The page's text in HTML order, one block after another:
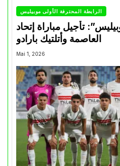
الرابطة المحترفة الأولى موبيليس
تأجيل مباراة إتحاد
العاصمة وأتلتيك بارادو
Mai 1, 2026